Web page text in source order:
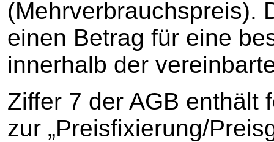
(Mehrverbrauchspreis).
einen Betrag für eine
innerhalb der
Ziffer 7 der AGB enthält
zur „Preisfixierung/